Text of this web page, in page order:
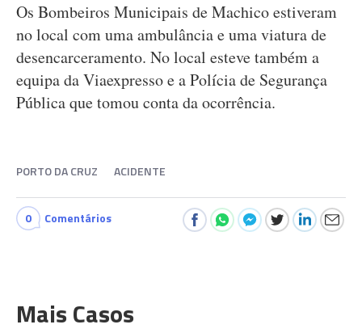
Os Bombeiros Municipais de Machico estiveram
no local com uma ambulância e uma viatura de
desencarceramento. No local esteve também a
equipa da Viaexpresso e a Polícia de Segurança
Pública que tomou conta da ocorrência.
PORTO DA CRUZ ACIDENTE
0 Comentários
Mais Casos